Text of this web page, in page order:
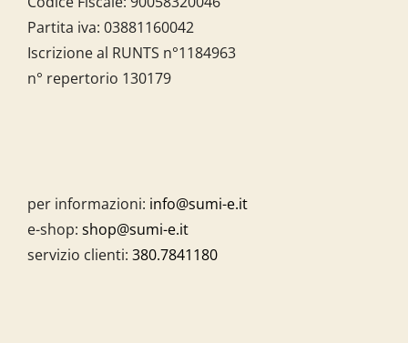
Partita iva: 03881160042
Iscrizione al RUNTS n°1184963
n° repertorio 130179
per informazioni: info@sumi-e.it
e-shop: shop@sumi-e.it
servizio clienti: 380.7841180